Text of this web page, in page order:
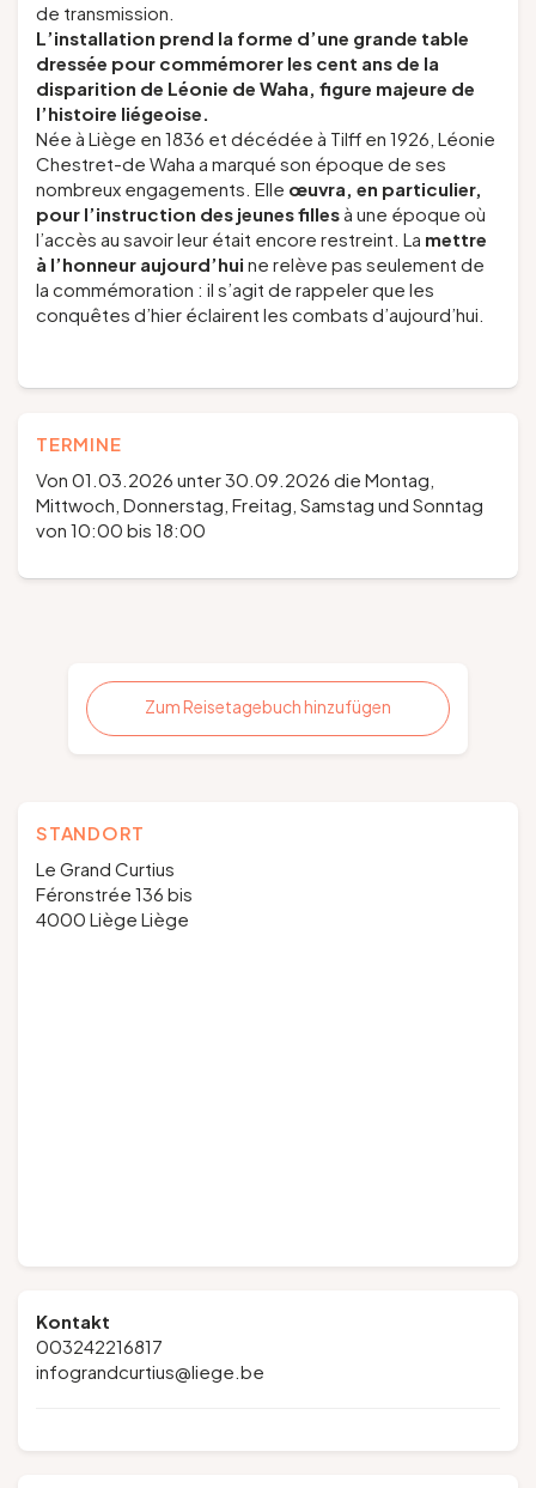
de transmission.
L’installation prend la forme d’une grande table
dressée pour commémorer les cent ans de la
disparition de Léonie de Waha, figure majeure de
l’histoire liégeoise.
Née à Liège en 1836 et décédée à Tilff en 1926, Léonie
Chestret-de Waha a marqué son époque de ses
nombreux engagements. Elle œuvra, en particulier,
pour l’instruction des jeunes fillesà une époque où
l’accès au savoir leur était encore restreint. La mettre
à l’honneur aujourd’hui ne relève pas seulement de
la commémoration : il s’agit de rappeler que les
conquêtes d’hier éclairent les combats d’aujourd’hui.
TERMINE
Von 01.03.2026 unter 30.09.2026 die Montag,
Mittwoch, Donnerstag, Freitag, Samstag und Sonntag
von 10:00 bis 18:00
Zum Reisetagebuch hinzufügen
STANDORT
Le Grand Curtius
Féronstrée 136 bis
4000 Liège Liège
Kontakt
003242216817
infograndcurtius@liege.be